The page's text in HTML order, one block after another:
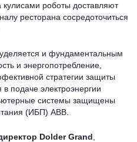
кулисами роботы доставляют
ресторана сосредоточиться
и фундаментальным
и энергопотребление,
стратегии защиты
подаче электроэнергии
системы защищены
(ИБП) ABB.
Dolder Grand